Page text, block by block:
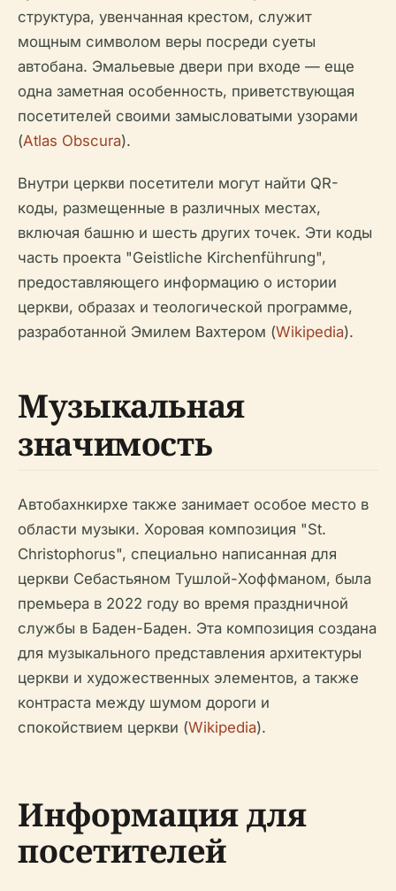
структура, увенчанная крестом, служит
мощным символом веры посреди суеты
автобана. Эмальевые двери при входе — еще
одна заметная особенность, приветствующая
посетителей своими замысловатыми узорами
(Atlas Obscura).
Внутри церкви посетители могут найти QR-
коды, размещенные в различных местах,
включая башню и шесть других точек. Эти коды
часть проекта "Geistliche Kirchenführung",
предоставляющего информацию о истории
церкви, образах и теологической программе,
разработанной Эмилем Вахтером (Wikipedia).
Музыкальная
значимость
Автобахнкирхе также занимает особое место в
области музыки. Хоровая композиция "St.
Christophorus", специально написанная для
церкви Себастьяном Тушлой-Хоффманом, была
премьера в 2022 году во время праздничной
службы в Баден-Баден. Эта композиция создана
для музыкального представления архитектуры
церкви и художественных элементов, а также
контраста между шумом дороги и
спокойствием церкви (Wikipedia).
Информация для
посетителей